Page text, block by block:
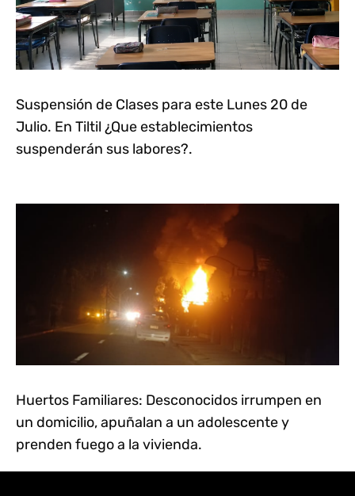
Suspensión de Clases para este Lunes 20 de
Julio. En Tiltil ¿Que establecimientos
suspenderán sus labores?.
Huertos Familiares: Desconocidos irrumpen en
un domicilio, apuñalan a un adolescente y
prenden fuego a la vivienda.